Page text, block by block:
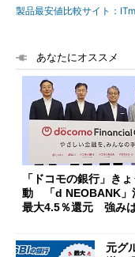
製品最安値比較サイト：
あなたにオススメ
「ドコモの銀行」き
動 「d NEOBANK」
最大4.5％還元 強み
元グ